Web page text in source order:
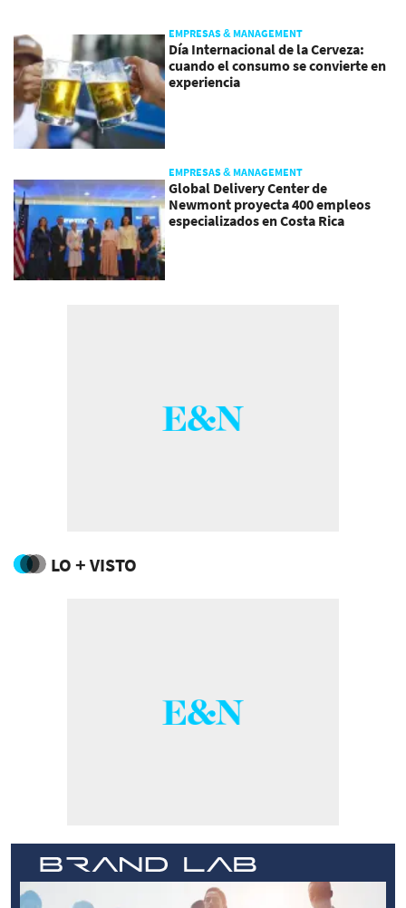
EMPRESAS & MANAGEMENT
Día Internacional de la Cerveza:
cuando el consumo se convierte en
experiencia
EMPRESAS & MANAGEMENT
Global Delivery Center de
Newmont proyecta 400 empleos
especializados en Costa Rica
LO + VISTO